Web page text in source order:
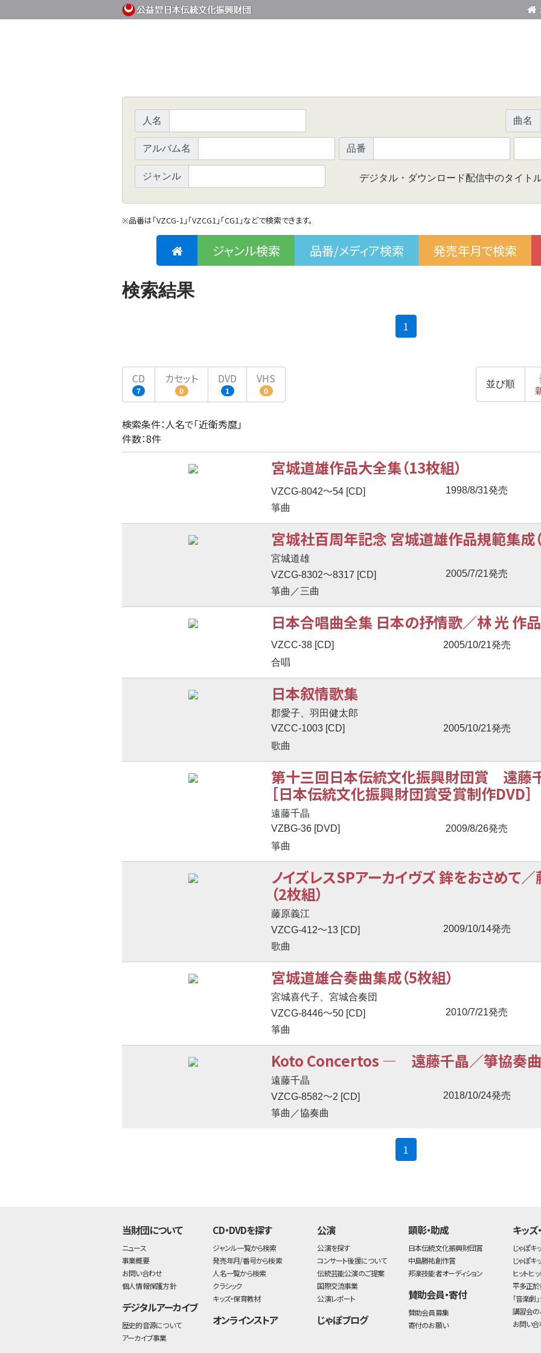
人名 曲名
アルバム名 品番
ジャンル デジタル・ダウンロード配信中のタイト
※品番は「VZCG-1」「VZCG1」「CG1」などで検索できます。
ジャンル検索 品番/メディア検索 発売年月で検索
検索結果
1
CD
7
カセット
0
DVD
1
VHS
0
並び順
検索条件：人名で「近衛秀麿」
件数：8件
宮城道雄作品大全集（13枚組）
VZCG-8042〜54 [CD]
1998/8/31発売
箏曲
宮城社百周年記念 宮城道雄作品規範集成
宮城道雄
VZCG-8302〜8317 [CD]
2005/7/21発売
箏曲／三曲
日本合唱曲全集 日本の抒情歌／林 光 作
VZCC-38 [CD]
2005/10/21発売
合唱
日本叙情歌集
郡愛子、羽田健太郎
VZCC-1003 [CD]
2005/10/21発売
歌曲
第十三回日本伝統文化振興財団賞 遠藤千
［日本伝統文化振興財団賞受賞制作DVD］
遠藤千晶
VZBG-36 [DVD]
2009/8/26発売
箏曲
ノイズレスSPアーカイヴズ 鉾をおさめて
（2枚組）
藤原義江
VZCG-412〜13 [CD]
2009/10/14発売
歌曲
宮城道雄合奏曲集成（5枚組）
宮城喜代子、宮城合奏団
VZCG-8446〜50 [CD]
2010/7/21発売
箏曲
Koto Concertos ― 遠藤千晶／箏協奏
遠藤千晶
VZCG-8582〜2 [CD]
2018/10/24発売
箏曲／協奏曲
1
当財団について
ニュース
事業概要
お問い合わせ
個人情報保護方針
デジタルアーカイブ
歴史的音源について
アーカイブ事業
CD・DVDを探す
ジャンル一覧から検索
発売年月/番号から検索
人名一覧から検索
クラシック
キッズ・保育教材
オンラインストア
公演
公演を探す
コンサート後援について
伝統芸能公演のご提案
国際交流事業
公演レポート
じゃぽブログ
顕彰・助成
日本伝統文化振興財団賞
中島勝祐創作賞
邦楽技能者オーディション
賛助会員・寄付
賛助会員募集
寄付のお願い
キッズ
じゃぽキ
じゃぽキ
ヒットヒ
平多正
「音楽劇
講習会
お問い合